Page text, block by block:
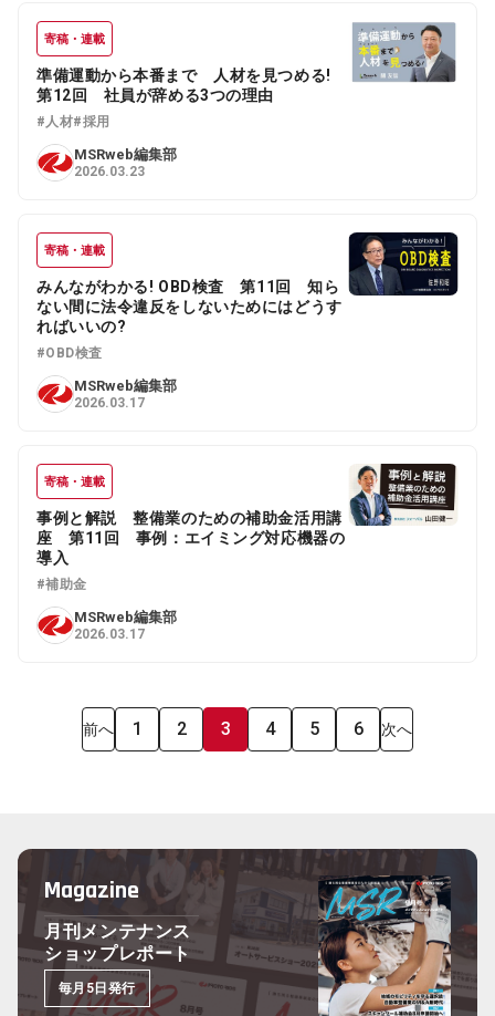
寄稿・連載
準備運動から本番まで 人材を見つめる!
第12回 社員が辞める3つの理由
#人材#採用
MSRweb編集部
2026.03.23
寄稿・連載
みんながわかる! OBD検査 第11回 知ら
ない間に法令違反をしないためにはどうす
ればいいの?
#OBD検査
MSRweb編集部
2026.03.17
寄稿・連載
事例と解説 整備業のための補助金活用講
座 第11回 事例：エイミング対応機器の
導入
#補助金
MSRweb編集部
2026.03.17
前へ 1 2 3 4 5 6 次へ
Magazine
月刊メンテナンス
ショップレポート
毎月5日発行